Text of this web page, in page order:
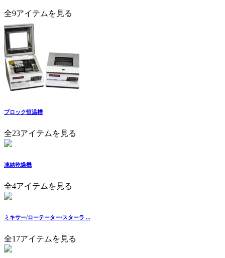
全9アイテムを見る
ブロック恒温槽
全23アイテムを見る
凍結乾燥機
全4アイテムを見る
ミキサー/ローテーター/スターラ ...
全17アイテムを見る